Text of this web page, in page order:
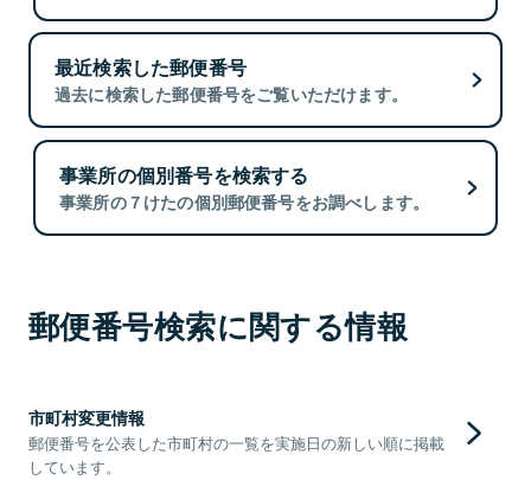
最近検索した郵便番号
過去に検索した郵便番号をご覧いただけます。
事業所の個別番号を検索する
事業所の７けたの個別郵便番号をお調べします。
郵便番号検索に関する情報
市町村変更情報
郵便番号を公表した市町村の一覧を実施日の新しい順に掲載
しています。